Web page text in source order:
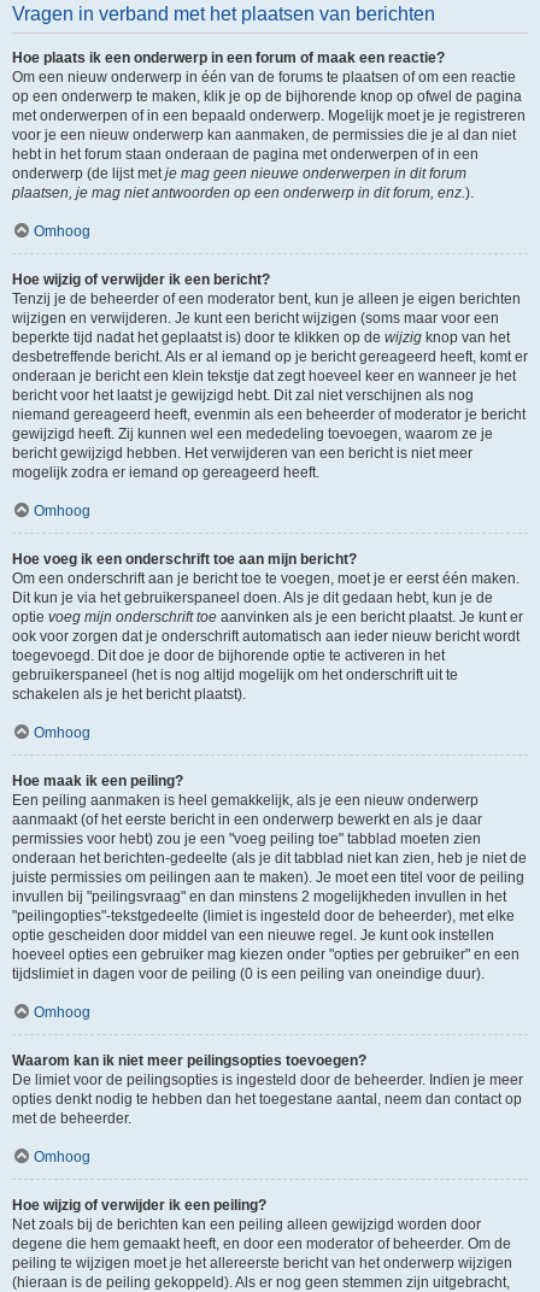
Vragen in verband met het plaatsen van berichten
Hoe plaats ik een onderwerp in een forum of maak een reactie?
Om een nieuw onderwerp in één van de forums te plaatsen of om een reactie
op een onderwerp te maken, klik je op de bijhorende knop op ofwel de pagina
met onderwerpen of in een bepaald onderwerp. Mogelijk moet je je registreren
voor je een nieuw onderwerp kan aanmaken, de permissies die je al dan niet
hebt in het forum staan onderaan de pagina met onderwerpen of in een
onderwerp (de lijst metje mag geen nieuwe onderwerpen in dit forum
plaatsen, je mag niet antwoorden op een onderwerp in dit forum, enz.).
Omhoog
Hoe wijzig of verwijder ik een bericht?
Tenzij je de beheerder of een moderator bent, kun je alleen je eigen berichten
wijzigen en verwijderen. Je kunt een bericht wijzigen (soms maar voor een
beperkte tijd nadat het geplaatst is) door te klikken op de wijzig knop van het
desbetreffende bericht. Als er al iemand op je bericht gereageerd heeft, komt er
onderaan je bericht een klein tekstje dat zegt hoeveel keer en wanneer je het
bericht voor het laatst je gewijzigd hebt. Dit zal niet verschijnen als nog
niemand gereageerd heeft, evenmin als een beheerder of moderator je bericht
gewijzigd heeft. Zij kunnen wel een mededeling toevoegen, waarom ze je
bericht gewijzigd hebben. Het verwijderen van een bericht is niet meer
mogelijk zodra er iemand op gereageerd heeft.
Omhoog
Hoe voeg ik een onderschrift toe aan mijn bericht?
Om een onderschrift aan je bericht toe te voegen, moet je er eerst één maken.
Dit kun je via het gebruikerspaneel doen. Als je dit gedaan hebt, kun je de
optie voeg mijn onderschrift toe aanvinken als je een bericht plaatst. Je kunt er
ook voor zorgen dat je onderschrift automatisch aan ieder nieuw bericht wordt
toegevoegd. Dit doe je door de bijhorende optie te activeren in het
gebruikerspaneel (het is nog altijd mogelijk om het onderschrift uit te
schakelen als je het bericht plaatst).
Omhoog
Hoe maak ik een peiling?
Een peiling aanmaken is heel gemakkelijk, als je een nieuw onderwerp
aanmaakt (of het eerste bericht in een onderwerp bewerkt en als je daar
permissies voor hebt) zou je een "voeg peiling toe" tabblad moeten zien
onderaan het berichten-gedeelte (als je dit tabblad niet kan zien, heb je niet de
juiste permissies om peilingen aan te maken). Je moet een titel voor de peiling
invullen bij "peilingsvraag" en dan minstens 2 mogelijkheden invullen in het
"peilingopties"-tekstgedeelte (limiet is ingesteld door de beheerder), met elke
optie gescheiden door middel van een nieuwe regel. Je kunt ook instellen
hoeveel opties een gebruiker mag kiezen onder "opties per gebruiker" en een
tijdslimiet in dagen voor de peiling (0 is een peiling van oneindige duur).
Omhoog
Waarom kan ik niet meer peilingsopties toevoegen?
De limiet voor de peilingsopties is ingesteld door de beheerder. Indien je meer
opties denkt nodig te hebben dan het toegestane aantal, neem dan contact op
met de beheerder.
Omhoog
Hoe wijzig of verwijder ik een peiling?
Net zoals bij de berichten kan een peiling alleen gewijzigd worden door
degene die hem gemaakt heeft, en door een moderator of beheerder. Om de
peiling te wijzigen moet je het allereerste bericht van het onderwerp wijzigen
(hieraan is de peiling gekoppeld). Als er nog geen stemmen zijn uitgebracht,